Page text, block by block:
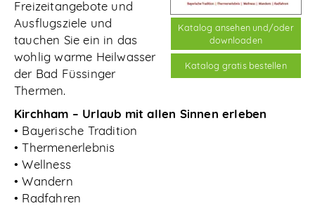
Katalog ansehen und/oder
downloaden
Katalog gratis bestellen
Freizeitangebote und
Ausflugsziele und
tauchen Sie ein in das
wohlig warme Heilwasser
der Bad Füssinger
Thermen.
Kirchham – Urlaub mit allen Sinnen erleben
• Bayerische Tradition
• Thermenerlebnis
• Wellness
• Wandern
• Radfahren